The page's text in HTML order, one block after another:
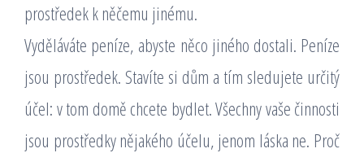
prostředek k něčemu jinému.
Vyděláváte peníze, abyste něco jiného dostali. Peníze
jsou prostředek. Stavíte si dům a tím sledujete určitý
účel: v tom domě chcete bydlet. Všechny vaše činnosti
jsou prostředky nějakého účelu, jenom láska ne. Proč